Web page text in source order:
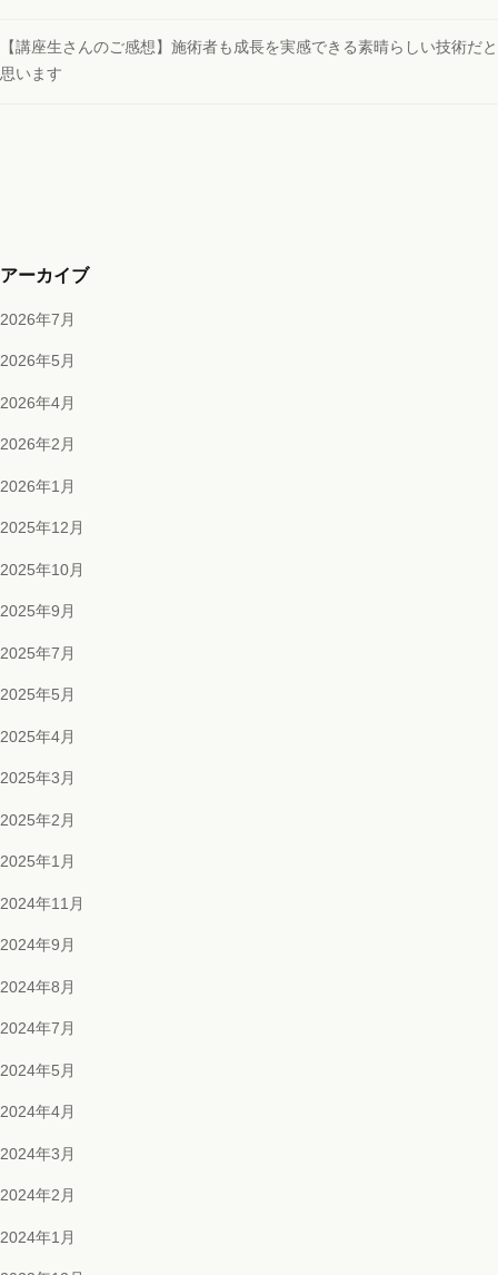
【講座生さんのご感想】施術者も成長を実感できる素晴らしい技術だと
思います
アーカイブ
2026年7月
2026年5月
2026年4月
2026年2月
2026年1月
2025年12月
2025年10月
2025年9月
2025年7月
2025年5月
2025年4月
2025年3月
2025年2月
2025年1月
2024年11月
2024年9月
2024年8月
2024年7月
2024年5月
2024年4月
2024年3月
2024年2月
2024年1月